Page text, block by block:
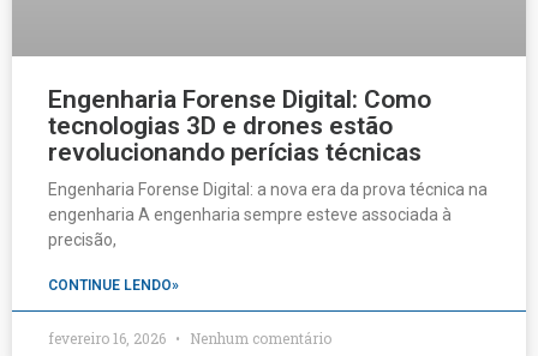
Engenharia Forense Digital: Como
tecnologias 3D e drones estão
revolucionando perícias técnicas
Engenharia Forense Digital: a nova era da prova técnica na
engenharia A engenharia sempre esteve associada à
precisão,
CONTINUE LENDO»
fevereiro 16, 2026 Nenhum comentário